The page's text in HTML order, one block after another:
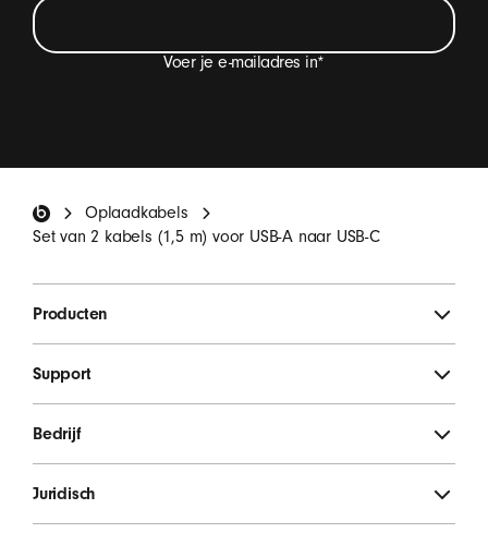
Voer je e-mailadres in*
uitnodiging voor een enquête.*
MELD JE AAN
Oplaadkabels
Set van 2 kabels (1,5 m) voor USB-A naar USB-C
Producten
Support
Bedrijf
Juridisch